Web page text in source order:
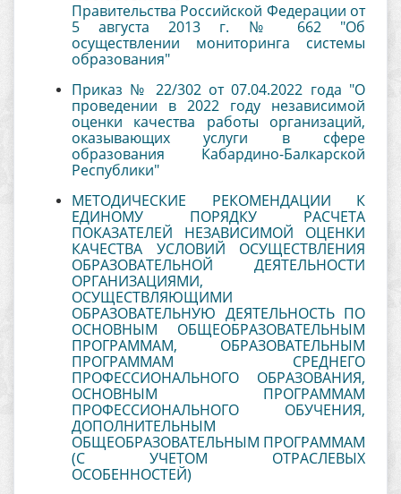
Правительства Российской Федерации от
5 августа 2013 г. № 662 "Об
осуществлении мониторинга системы
образования"
Приказ № 22/302 от 07.04.2022 года "О
проведении в 2022 году независимой
оценки качества работы организаций,
оказывающих услуги в сфере
образования Кабардино-Балкарской
Республики"
МЕТОДИЧЕСКИЕ РЕКОМЕНДАЦИИ К
ЕДИНОМУ ПОРЯДКУ РАСЧЕТА
ПОКАЗАТЕЛЕЙ НЕЗАВИСИМОЙ ОЦЕНКИ
КАЧЕСТВА УСЛОВИЙ ОСУЩЕСТВЛЕНИЯ
ОБРАЗОВАТЕЛЬНОЙ ДЕЯТЕЛЬНОСТИ
ОРГАНИЗАЦИЯМИ,
ОСУЩЕСТВЛЯЮЩИМИ
ОБРАЗОВАТЕЛЬНУЮ ДЕЯТЕЛЬНОСТЬ ПО
ОСНОВНЫМ ОБЩЕОБРАЗОВАТЕЛЬНЫМ
ПРОГРАММАМ, ОБРАЗОВАТЕЛЬНЫМ
ПРОГРАММАМ СРЕДНЕГО
ПРОФЕССИОНАЛЬНОГО ОБРАЗОВАНИЯ,
ОСНОВНЫМ ПРОГРАММАМ
ПРОФЕССИОНАЛЬНОГО ОБУЧЕНИЯ,
ДОПОЛНИТЕЛЬНЫМ
ОБЩЕОБРАЗОВАТЕЛЬНЫМ ПРОГРАММАМ
(С УЧЕТОМ ОТРАСЛЕВЫХ
ОСОБЕННОСТЕЙ)